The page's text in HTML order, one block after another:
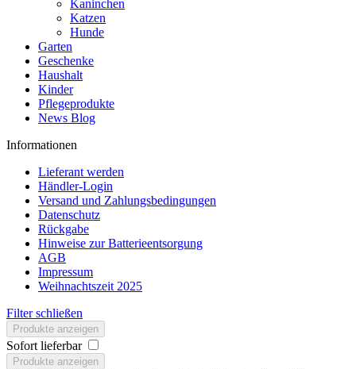
Kaninchen
Katzen
Hunde
Garten
Geschenke
Haushalt
Kinder
Pflegeprodukte
News Blog
Informationen
Lieferant werden
Händler-Login
Versand und Zahlungsbedingungen
Datenschutz
Rückgabe
Hinweise zur Batterieentsorgung
AGB
Impressum
Weihnachtszeit 2025
Filter schließen
Produkte anzeigen
Sofort lieferbar
Produkte anzeigen